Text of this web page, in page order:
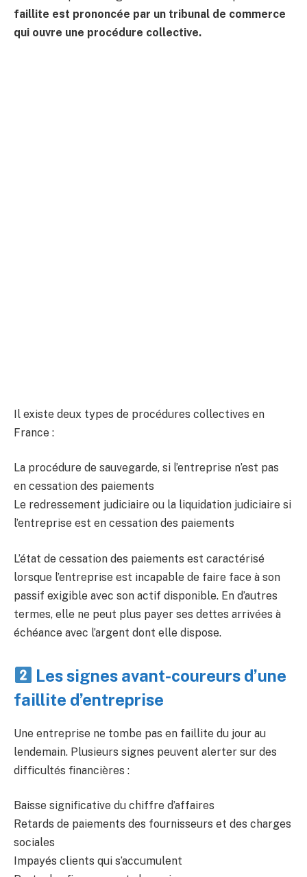
faillite est prononcée par un tribunal de commerce
qui ouvre une procédure collective.
Il existe deux types de procédures collectives en
France :
La procédure de sauvegarde, si l’entreprise n’est pas
en cessation des paiements
Le redressement judiciaire ou la liquidation judiciaire si
l’entreprise est en cessation des paiements
L’état de cessation des paiements est caractérisé
lorsque l’entreprise est incapable de faire face à son
passif exigible avec son actif disponible. En d’autres
termes, elle ne peut plus payer ses dettes arrivées à
échéance avec l’argent dont elle dispose.
Les signes avant-coureurs d’une
faillite d’entreprise
Une entreprise ne tombe pas en faillite du jour au
lendemain. Plusieurs signes peuvent alerter sur des
difficultés financières :
Baisse significative du chiffre d’affaires
Retards de paiements des fournisseurs et des charges
sociales
Impayés clients qui s’accumulent